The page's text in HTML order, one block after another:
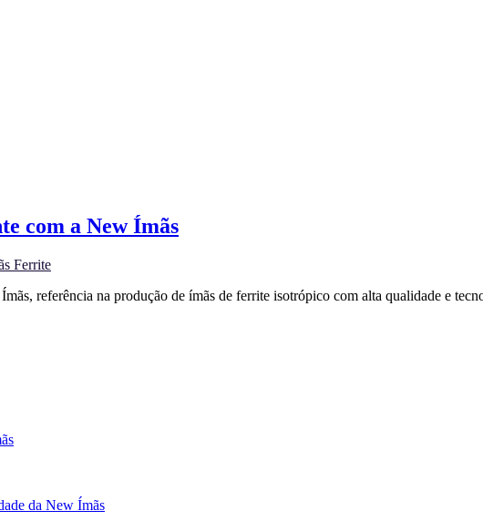
com a New Ímãs
Ferrite
referência na produção de ímãs de ferrite isotrópico com alta qualidade e
da New Ímãs